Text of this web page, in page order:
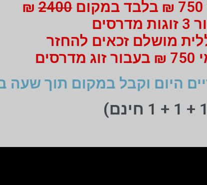
2400
₪
מושלם זכאים להחזר
היום וקבל במקום תוך שעה